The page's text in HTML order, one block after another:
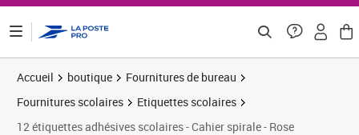
Accueil boutique
Fournitures de bureau
Fournitures scolaires
Etiquettes scolaires
12 étiquettes adhésives scolaires - Cahier spirale - Rose